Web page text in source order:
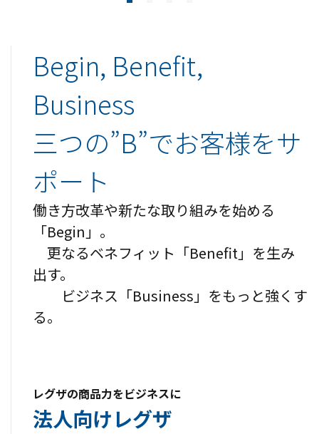
Begin, Benefit,
Business
三つの”B”でお客様をサ
ポート
働き方改革や新たな取り組みを始める
「Begin」。
更なるベネフィット「Benefit」を生み
出す。
ビジネス「Business」をもっと強くす
る。
レグザの商品力をビジネスに
法人向けレグザ